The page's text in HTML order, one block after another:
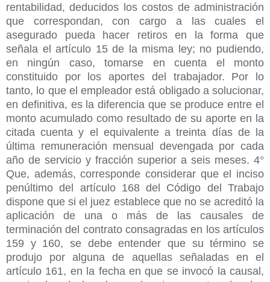
rentabilidad, deducidos los costos de administración
que correspondan, con cargo a las cuales el
asegurado pueda hacer retiros en la forma que
señala el artículo 15 de la misma ley; no pudiendo,
en ningún caso, tomarse en cuenta el monto
constituido por los aportes del trabajador. Por lo
tanto, lo que el empleador está obligado a solucionar,
en definitiva, es la diferencia que se produce entre el
monto acumulado como resultado de su aporte en la
citada cuenta y el equivalente a treinta días de la
última remuneración mensual devengada por cada
año de servicio y fracción superior a seis meses. 4°
Que, además, corresponde considerar que el inciso
penúltimo del artículo 168 del Código del Trabajo
dispone que si el juez establece que no se acreditó la
aplicación de una o más de las causales de
terminación del contrato consagradas en los artículos
159 y 160, se debe entender que su término se
produjo por alguna de aquellas señaladas en el
artículo 161, en la fecha en que se invocó la causal,